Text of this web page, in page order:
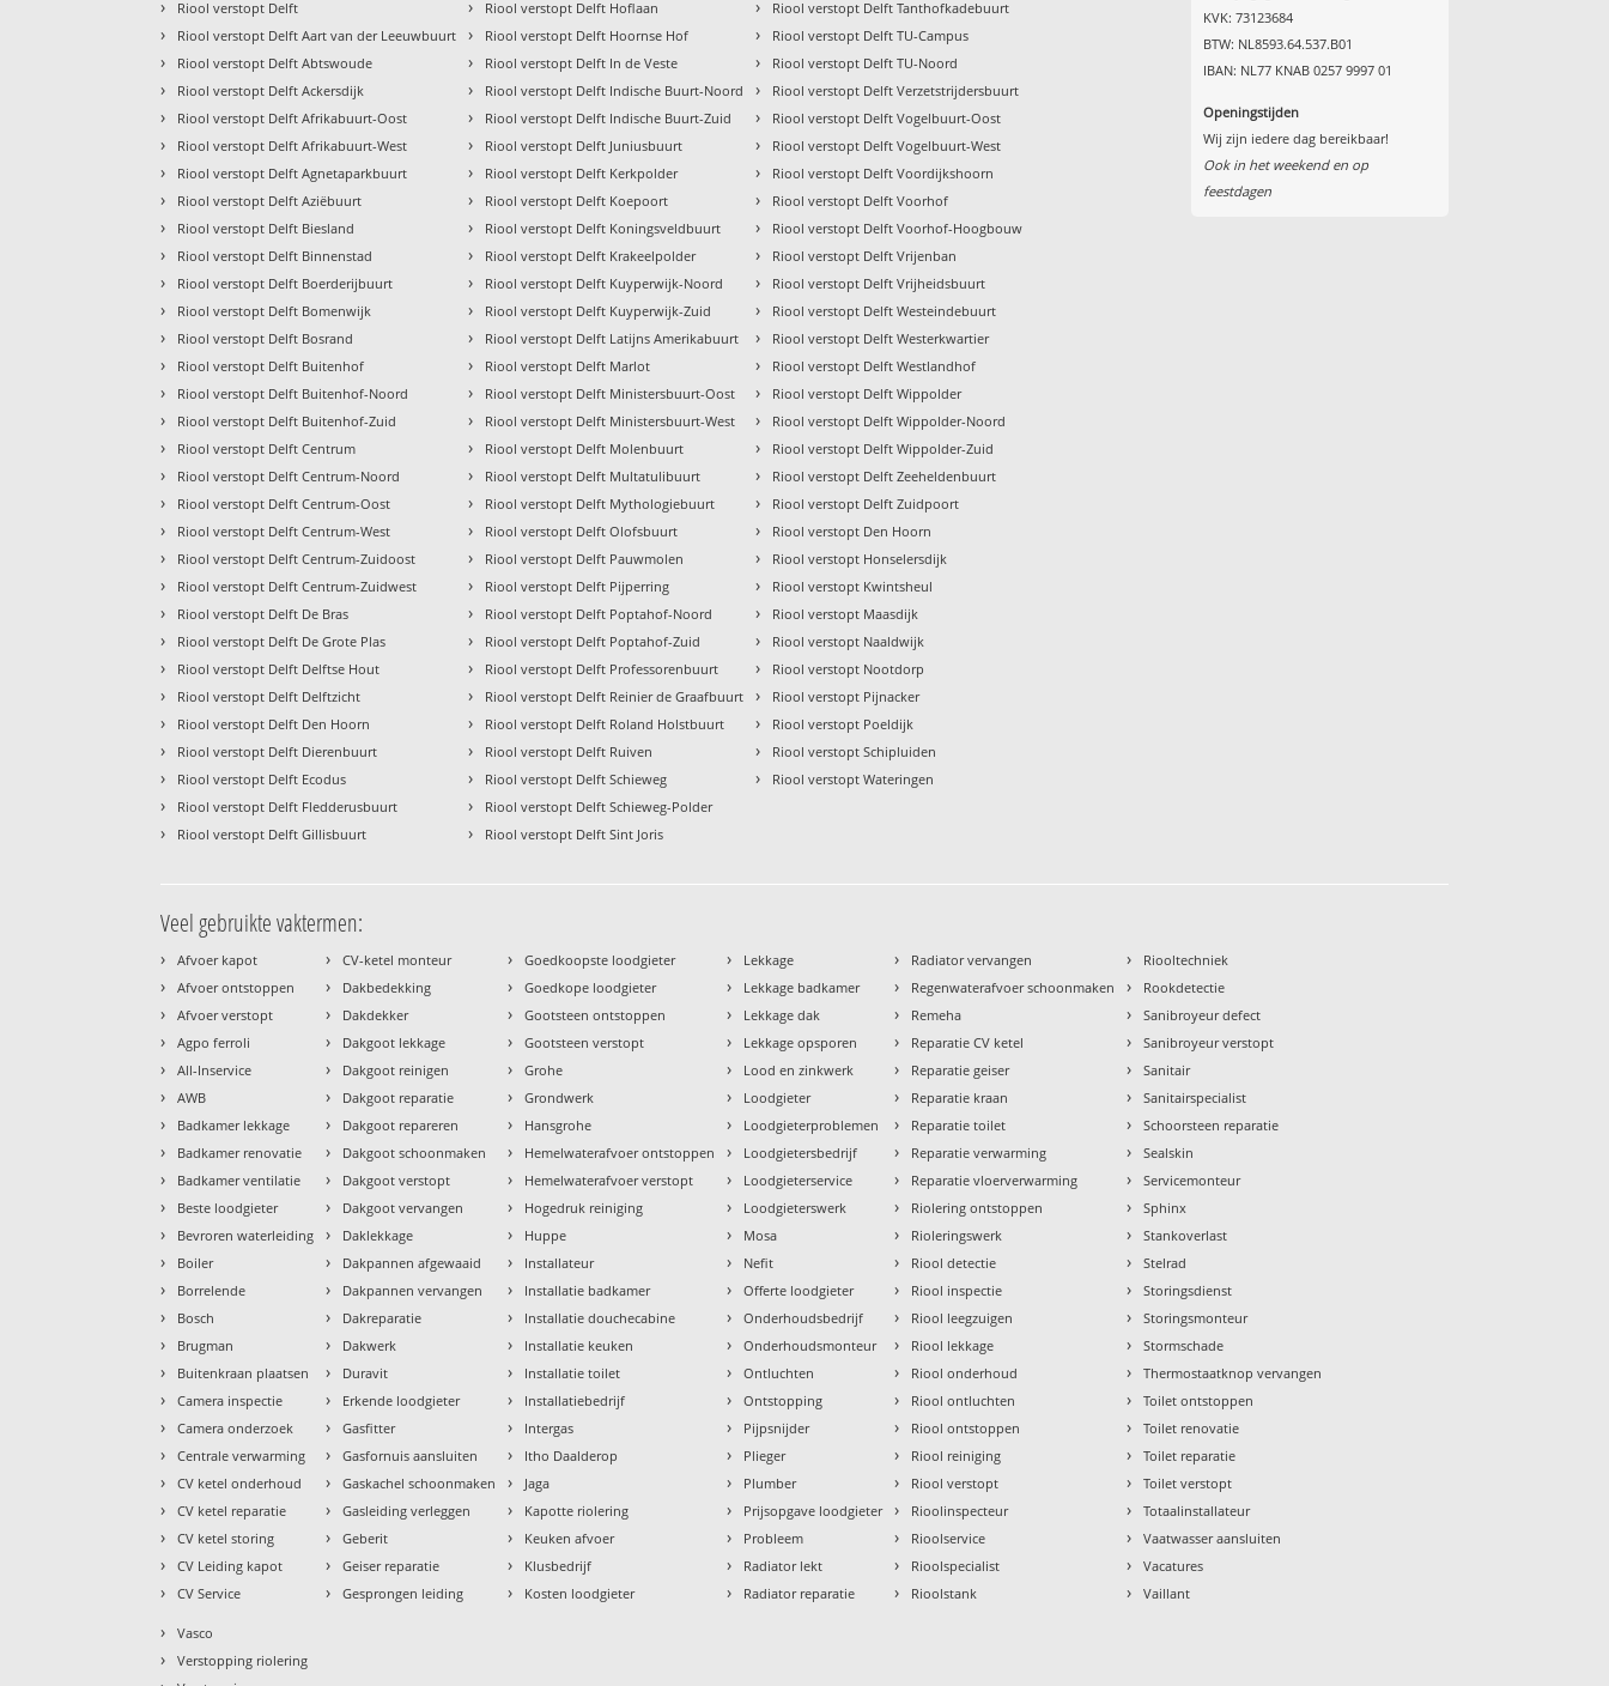
› Riool verstopt Delft
› Riool verstopt Delft Aart van der Leeuwbuurt
› Riool verstopt Delft Abtswoude
› Riool verstopt Delft Ackersdijk
› Riool verstopt Delft Afrikabuurt-Oost
› Riool verstopt Delft Afrikabuurt-West
› Riool verstopt Delft Agnetaparkbuurt
› Riool verstopt Delft Aziëbuurt
› Riool verstopt Delft Biesland
› Riool verstopt Delft Binnenstad
› Riool verstopt Delft Boerderijbuurt
› Riool verstopt Delft Bomenwijk
› Riool verstopt Delft Bosrand
› Riool verstopt Delft Buitenhof
› Riool verstopt Delft Buitenhof-Noord
› Riool verstopt Delft Buitenhof-Zuid
› Riool verstopt Delft Centrum
› Riool verstopt Delft Centrum-Noord
› Riool verstopt Delft Centrum-Oost
› Riool verstopt Delft Centrum-West
› Riool verstopt Delft Centrum-Zuidoost
› Riool verstopt Delft Centrum-Zuidwest
› Riool verstopt Delft De Bras
› Riool verstopt Delft De Grote Plas
› Riool verstopt Delft Delftse Hout
› Riool verstopt Delft Delftzicht
› Riool verstopt Delft Den Hoorn
› Riool verstopt Delft Dierenbuurt
› Riool verstopt Delft Ecodus
› Riool verstopt Delft Fledderusbuurt
› Riool verstopt Delft Gillisbuurt
› Riool verstopt Delft Hoflaan
› Riool verstopt Delft Hoornse Hof
› Riool verstopt Delft In de Veste
› Riool verstopt Delft Indische Buurt-Noord
› Riool verstopt Delft Indische Buurt-Zuid
› Riool verstopt Delft Juniusbuurt
› Riool verstopt Delft Kerkpolder
› Riool verstopt Delft Koepoort
› Riool verstopt Delft Koningsveldbuurt
› Riool verstopt Delft Krakeelpolder
› Riool verstopt Delft Kuyperwijk-Noord
› Riool verstopt Delft Kuyperwijk-Zuid
› Riool verstopt Delft Latijns Amerikabuurt
› Riool verstopt Delft Marlot
› Riool verstopt Delft Ministersbuurt-Oost
› Riool verstopt Delft Ministersbuurt-West
› Riool verstopt Delft Molenbuurt
› Riool verstopt Delft Multatulibuurt
› Riool verstopt Delft Mythologiebuurt
› Riool verstopt Delft Olofsbuurt
› Riool verstopt Delft Pauwmolen
› Riool verstopt Delft Pijperring
› Riool verstopt Delft Poptahof-Noord
› Riool verstopt Delft Poptahof-Zuid
› Riool verstopt Delft Professorenbuurt
› Riool verstopt Delft Reinier de Graafbuurt
› Riool verstopt Delft Roland Holstbuurt
› Riool verstopt Delft Ruiven
› Riool verstopt Delft Schieweg
› Riool verstopt Delft Schieweg-Polder
› Riool verstopt Delft Sint Joris
› Riool verstopt Delft Tanthofkadebuurt
› Riool verstopt Delft TU-Campus
› Riool verstopt Delft TU-Noord
› Riool verstopt Delft Verzetstrijdersbuurt
› Riool verstopt Delft Vogelbuurt-Oost
› Riool verstopt Delft Vogelbuurt-West
› Riool verstopt Delft Voordijkshoorn
› Riool verstopt Delft Voorhof
› Riool verstopt Delft Voorhof-Hoogbouw
› Riool verstopt Delft Vrijenban
› Riool verstopt Delft Vrijheidsbuurt
› Riool verstopt Delft Westeindebuurt
› Riool verstopt Delft Westerkwartier
› Riool verstopt Delft Westlandhof
› Riool verstopt Delft Wippolder
› Riool verstopt Delft Wippolder-Noord
› Riool verstopt Delft Wippolder-Zuid
› Riool verstopt Delft Zeeheldenbuurt
› Riool verstopt Delft Zuidpoort
› Riool verstopt Den Hoorn
› Riool verstopt Honselersdijk
› Riool verstopt Kwintsheul
› Riool verstopt Maasdijk
› Riool verstopt Naaldwijk
› Riool verstopt Nootdorp
› Riool verstopt Pijnacker
› Riool verstopt Poeldijk
› Riool verstopt Schipluiden
› Riool verstopt Wateringen
KVK: 73123684
BTW: NL8593.64.537.B01
IBAN: NL77 KNAB 0257 9997 01
Openingstijden
Wij zijn iedere dag bereikbaar!
Ook in het weekend en op
feestdagen
Veel gebruikte vaktermen:
› Afvoer kapot
› Afvoer ontstoppen
› Afvoer verstopt
› Agpo ferroli
› All-Inservice
› AWB
› Badkamer lekkage
› Badkamer renovatie
› Badkamer ventilatie
› Beste loodgieter
› Bevroren waterleiding
› Boiler
› Borrelende
› Bosch
› Brugman
› Buitenkraan plaatsen
› Camera inspectie
› Camera onderzoek
› Centrale verwarming
› CV ketel onderhoud
› CV ketel reparatie
› CV ketel storing
› CV Leiding kapot
› CV Service
› CV-ketel monteur
› Dakbedekking
› Dakdekker
› Dakgoot lekkage
› Dakgoot reinigen
› Dakgoot reparatie
› Dakgoot repareren
› Dakgoot schoonmaken
› Dakgoot verstopt
› Dakgoot vervangen
› Daklekkage
› Dakpannen afgewaaid
› Dakpannen vervangen
› Dakreparatie
› Dakwerk
› Duravit
› Erkende loodgieter
› Gasfitter
› Gasfornuis aansluiten
› Gaskachel schoonmaken
› Gasleiding verleggen
› Geberit
› Geiser reparatie
› Gesprongen leiding
› Goedkoopste loodgieter
› Goedkope loodgieter
› Gootsteen ontstoppen
› Gootsteen verstopt
› Grohe
› Grondwerk
› Hansgrohe
› Hemelwaterafvoer ontstoppen
› Hemelwaterafvoer verstopt
› Hogedruk reiniging
› Huppe
› Installateur
› Installatie badkamer
› Installatie douchecabine
› Installatie keuken
› Installatie toilet
› Installatiebedrijf
› Intergas
› Itho Daalderop
› Jaga
› Kapotte riolering
› Keuken afvoer
› Klusbedrijf
› Kosten loodgieter
› Lekkage
› Lekkage badkamer
› Lekkage dak
› Lekkage opsporen
› Lood en zinkwerk
› Loodgieter
› Loodgieterproblemen
› Loodgietersbedrijf
› Loodgieterservice
› Loodgieterswerk
› Mosa
› Nefit
› Offerte loodgieter
› Onderhoudsbedrijf
› Onderhoudsmonteur
› Ontluchten
› Ontstopping
› Pijpsnijder
› Plieger
› Plumber
› Prijsopgave loodgieter
› Probleem
› Radiator lekt
› Radiator reparatie
› Radiator vervangen
› Regenwaterafvoer schoonmaken
› Remeha
› Reparatie CV ketel
› Reparatie geiser
› Reparatie kraan
› Reparatie toilet
› Reparatie verwarming
› Reparatie vloerverwarming
› Riolering ontstoppen
› Rioleringswerk
› Riool detectie
› Riool inspectie
› Riool leegzuigen
› Riool lekkage
› Riool onderhoud
› Riool ontluchten
› Riool ontstoppen
› Riool reiniging
› Riool verstopt
› Rioolinspecteur
› Rioolservice
› Rioolspecialist
› Rioolstank
› Riooltechniek
› Rookdetectie
› Sanibroyeur defect
› Sanibroyeur verstopt
› Sanitair
› Sanitairspecialist
› Schoorsteen reparatie
› Sealskin
› Servicemonteur
› Sphinx
› Stankoverlast
› Stelrad
› Storingsdienst
› Storingsmonteur
› Stormschade
› Thermostaatknop vervangen
› Toilet ontstoppen
› Toilet renovatie
› Toilet reparatie
› Toilet verstopt
› Totaalinstallateur
› Vaatwasser aansluiten
› Vacatures
› Vaillant
› Vasco
› Verstopping riolering